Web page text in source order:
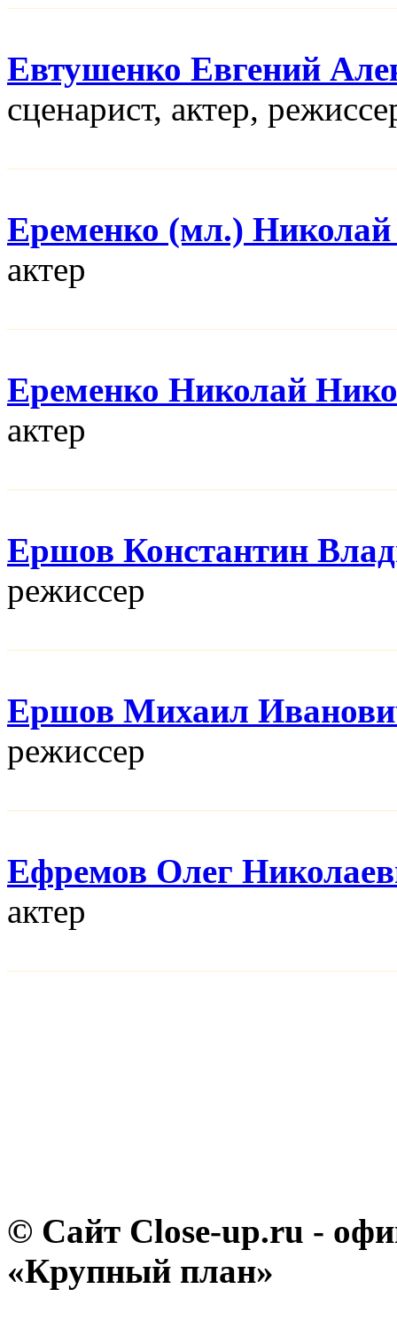
Евтушенко Евгений
сценарист, актер,
Еременко (мл.)
актер
Еременко Николай
актер
Ершов Константин
режисcер
Ершов Михаил
режисcер
Ефремов Олег
актер
© Сайт Close-up.ru -
«Крупный план»